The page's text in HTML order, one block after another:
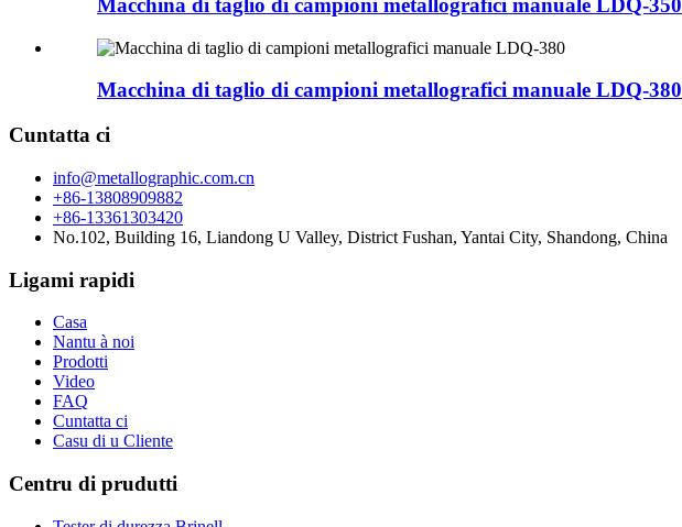
Macchina di taglio di campioni metallografici manuale LDQ-350
Macchina di taglio di campioni metallografici manuale LDQ-380
Cuntatta ci
info@metallographic.com.cn
+86-13808909882
+86-13361303420
No.102, Building 16, Liandong U Valley, District Fushan, Yantai City, Shandong, China
Ligami rapidi
Casa
Nantu à noi
Prodotti
Video
FAQ
Cuntatta ci
Casu di u Cliente
Centru di prudutti